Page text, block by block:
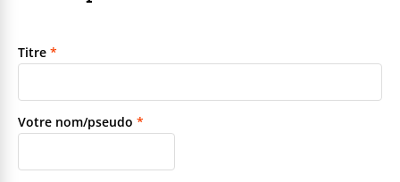
Titre *
Votre nom/pseudo *